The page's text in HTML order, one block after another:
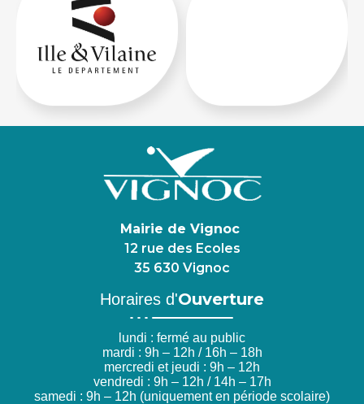
Mairie de Vignoc
12 rue des Ecoles
35 630 Vignoc
Horaires d'Ouverture
lundi : fermé au public
mardi : 9h – 12h / 16h – 18h
mercredi et jeudi : 9h – 12h
vendredi : 9h – 12h / 14h – 17h
samedi : 9h – 12h (uniquement en période scolaire)